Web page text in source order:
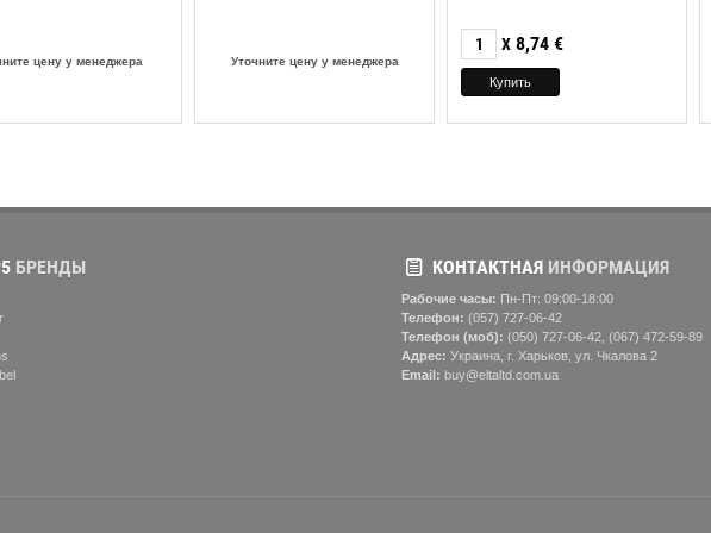
цену у менеджера Уточните цену у менеджера
X 8,74 €
БРЕНДЫ КОНТАКТНАЯИНФОРМАЦИЯ
Рабочие часы: Пн-Пт: 09:00-18:00
Телефон: (057) ‎727-06-42
Телефон (моб): (050) 727-06-42, (067) 472-59-89
Адрес: Украина, г. Харьков, ул. Чкалова 2
Email: buy@eltaltd.com.ua